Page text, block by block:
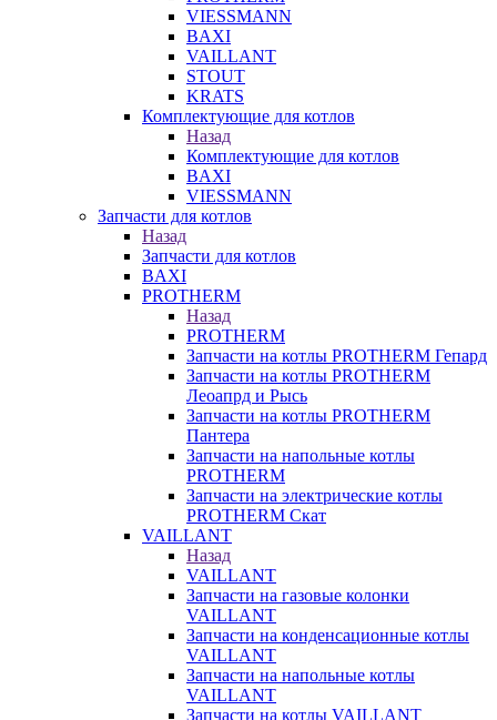
VIESSMANN
BAXI
VAILLANT
STOUT
KRATS
Комплектующие для котлов
Назад
Комплектующие для котлов
BAXI
VIESSMANN
Запчасти для котлов
Назад
Запчасти для котлов
BAXI
PROTHERM
Назад
PROTHERM
Запчасти на котлы PROTHERM Гепард
Запчасти на котлы PROTHERM
Леоапрд и Рысь
Запчасти на котлы PROTHERM
Пантера
Запчасти на напольные котлы
PROTHERM
Запчасти на электрические котлы
PROTHERM Скат
VAILLANT
Назад
VAILLANT
Запчасти на газовые колонки
VAILLANT
Запчасти на конденсационные котлы
VAILLANT
Запчасти на напольные котлы
VAILLANT
Запчасти на котлы VAILLANT